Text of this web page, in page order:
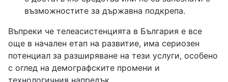
възможностите за държавна подкрепа.
Въпреки че телеасистенцията в България е все
още в начален етап на развитие, има сериозен
потенциал за разширяване на тези услуги, особено
с оглед на демографските промени и
технологичния напредък.